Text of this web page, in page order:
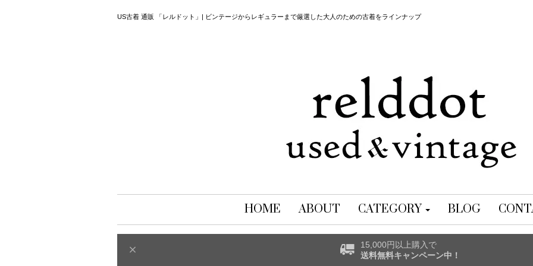
US古着 通販 「レルドット」| ビンテージからレギュラーまで厳選した大人のための古着をラインナップ
HOME ABOUT CATEGORY BLOG
15,000円以上購入で
送料無料キャンペーン中！